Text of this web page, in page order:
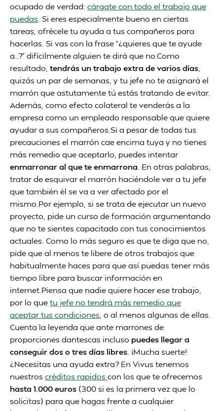
ocupado de verdad: cárgate con todo el trabajo que
puedas . Si eres especialmente bueno en ciertas
tareas, ofrécele tu ayuda a tus compañeros para
hacerlas. Si vas con la frase “¿quieres que te ayude
a..?” difícilmente alguien te dirá que no.Como
resultado, tendrás un trabajo extra de varios días
quizás un par de semanas, y tu jefe no te asignará el
marrón que astutamente tú estás tratando de evitar.
Además, como efecto colateral te venderás a la
empresa como un empleado responsable que quiere
ayudar a sus compañeros.Si a pesar de todas tus
precauciones el marrón cae encima tuya y no tienes
más remedio que aceptarlo, puedes intentar
enmarronar al que te enmarrona . En otras palabras,
tratar de esquivar el marrón haciéndole ver a tu jefe
que también él se va a ver afectado por el
mismo.Por ejemplo, si se trata de ejecutar un nuevo
proyecto, pide un curso de formación argumentando
que no te sientes capacitado con tus conocimientos
actuales. Como lo más seguro es que te diga que no,
pide que al menos te libere de otros trabajos que
habitualmente haces para que así puedas tener más
tiempo libre para buscar información en
internet.Piensa que nadie quiere hacer ese trabajo,
por lo quetu jefe no tendrá más remedio que
aceptar tus condiciones , o al menos algunas de ellas.
Cuenta la leyenda que ante marrones de
proporciones dantescas incluso puedes llegar a
conseguir dos o tres días libres . ¡Mucha suerte!
¿Necesitas una ayuda extra? En Vivus tenemos
nuestroscréditos rapidoscon los que te ofrecemos
hasta 1.000 euros (300 si es la primera vez que lo
solicitas) para que hagas frente a cualquier